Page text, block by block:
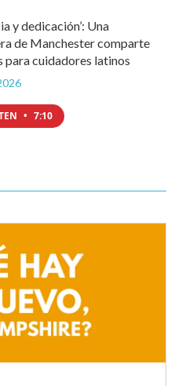
y dedicación’: Una
de Manchester comparte
para cuidadores latinos
• 7:10